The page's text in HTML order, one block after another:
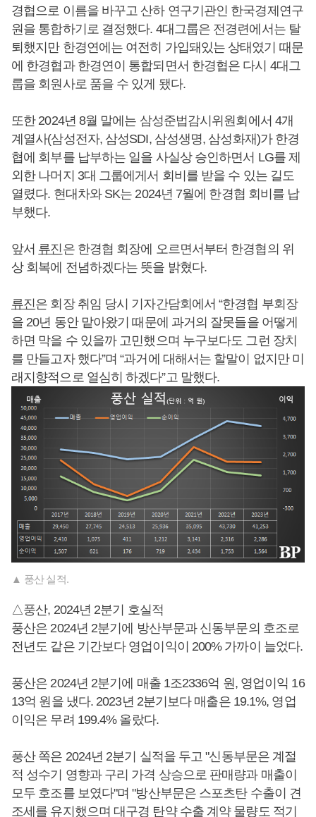
경협으로 이름을 바꾸고 산하 연구기관인 한국경제연구
원을 통합하기로 결정했다. 4대그룹은 전경련에서는 탈
퇴했지만 한경연에는 여전히 가입돼있는 상태였기 때문
에 한경협과 한경연이 통합되면서 한경협은 다시 4대그
룹을 회원사로 품을 수 있게 됐다.
또한 2024년 8월 말에는 삼성준법감시위원회에서 4개
계열사(삼성전자, 삼성SDI, 삼성생명, 삼성화재)가 한경
협에 회부를 납부하는 일을 사실상 승인하면서 LG를 제
외한 나머지 3대 그룹에게서 회비를 받을 수 있는 길도
열렸다. 현대차와 SK는 2024년 7월에 한경협 회비를 납
부했다.
앞서 류진은 한경협 회장에 오르면서부터 한경협의 위
상 회복에 전념하겠다는 뜻을 밝혔다.
류진은 회장 취임 당시 기자간담회에서 “한경협 부회장
을 20년 동안 맡아왔기 때문에 과거의 잘못들을 어떻게
하면 막을 수 있을까 고민했으며 누구보다도 그런 장치
를 만들고자 했다”며 “과거에 대해서는 할말이 없지만 미
래지향적으로 열심히 하겠다”고 말했다.
▲ 풍산 실적.
△풍산, 2024년 2분기 호실적
풍산은 2024년 2분기에 방산부문과 신동부문의 호조로
전년도 같은 기간보다 영업이익이 200% 가까이 늘었다.
풍산은 2024년 2분기에 매출 1조2336억 원, 영업이익 16
13억 원을 냈다. 2023년 2분기보다 매출은 19.1%, 영업
이익은 무려 199.4% 올랐다.
풍산 쪽은 2024년 2분기 실적을 두고 "신동부문은 계절
적 성수기 영향과 구리 가격 상승으로 판매량과 매출이
모두 호조를 보였다"며 "방산부문은 스포츠탄 수출이 견
조세를 유지했으며 대구경 탄약 수출 계약 물량도 적기